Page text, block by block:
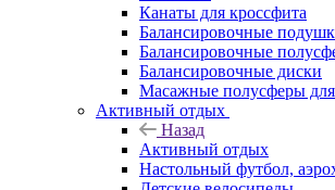
Канаты для кроссфита
Балансировочные
Балансировочные
Балансировочные диски
Масажные полусферы
Активный отдых
Назад
Активный отдых
Настольный футбол,